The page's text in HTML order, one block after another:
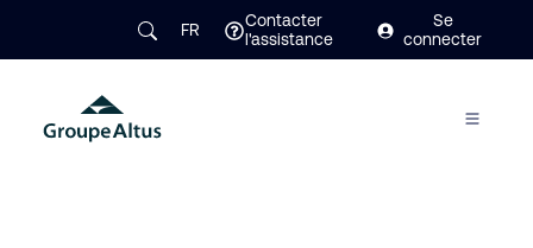
FR
Contacter
l'assistance
Se
connecter